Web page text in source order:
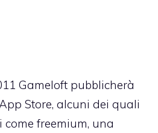
Gameloft pubblicherà
Store, alcuni dei quali
freemium, una